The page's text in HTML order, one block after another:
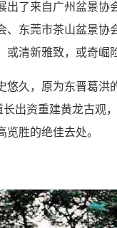
出了来自广州盆景协
、东莞市茶山盆景协
或清新雅致，或奇崛
悠久，原为东晋葛洪
出资重建黄龙古观
览胜的绝佳去处。